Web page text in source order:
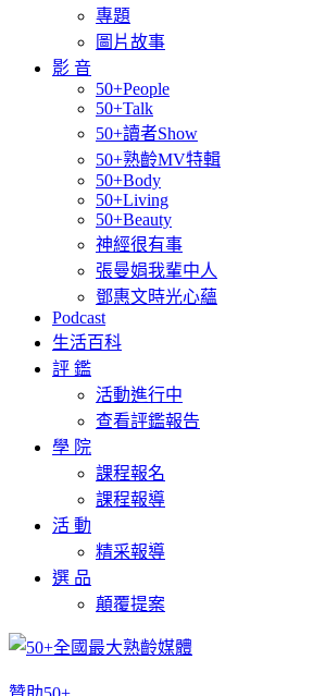
專題
圖片故事
影 音
50+People
50+Talk
50+讀者Show
50+熟齡MV特輯
50+Body
50+Living
50+Beauty
神經很有事
張曼娟我輩中人
鄧惠文時光心蘊
Podcast
生活百科
評 鑑
活動進行中
查看評鑑報告
學 院
課程報名
課程報導
活 動
精采報導
選 品
顛覆提案